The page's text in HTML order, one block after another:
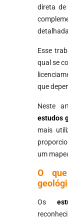
direta
Esse
qual se
que
Neste
estudos
mais
um
O
Os